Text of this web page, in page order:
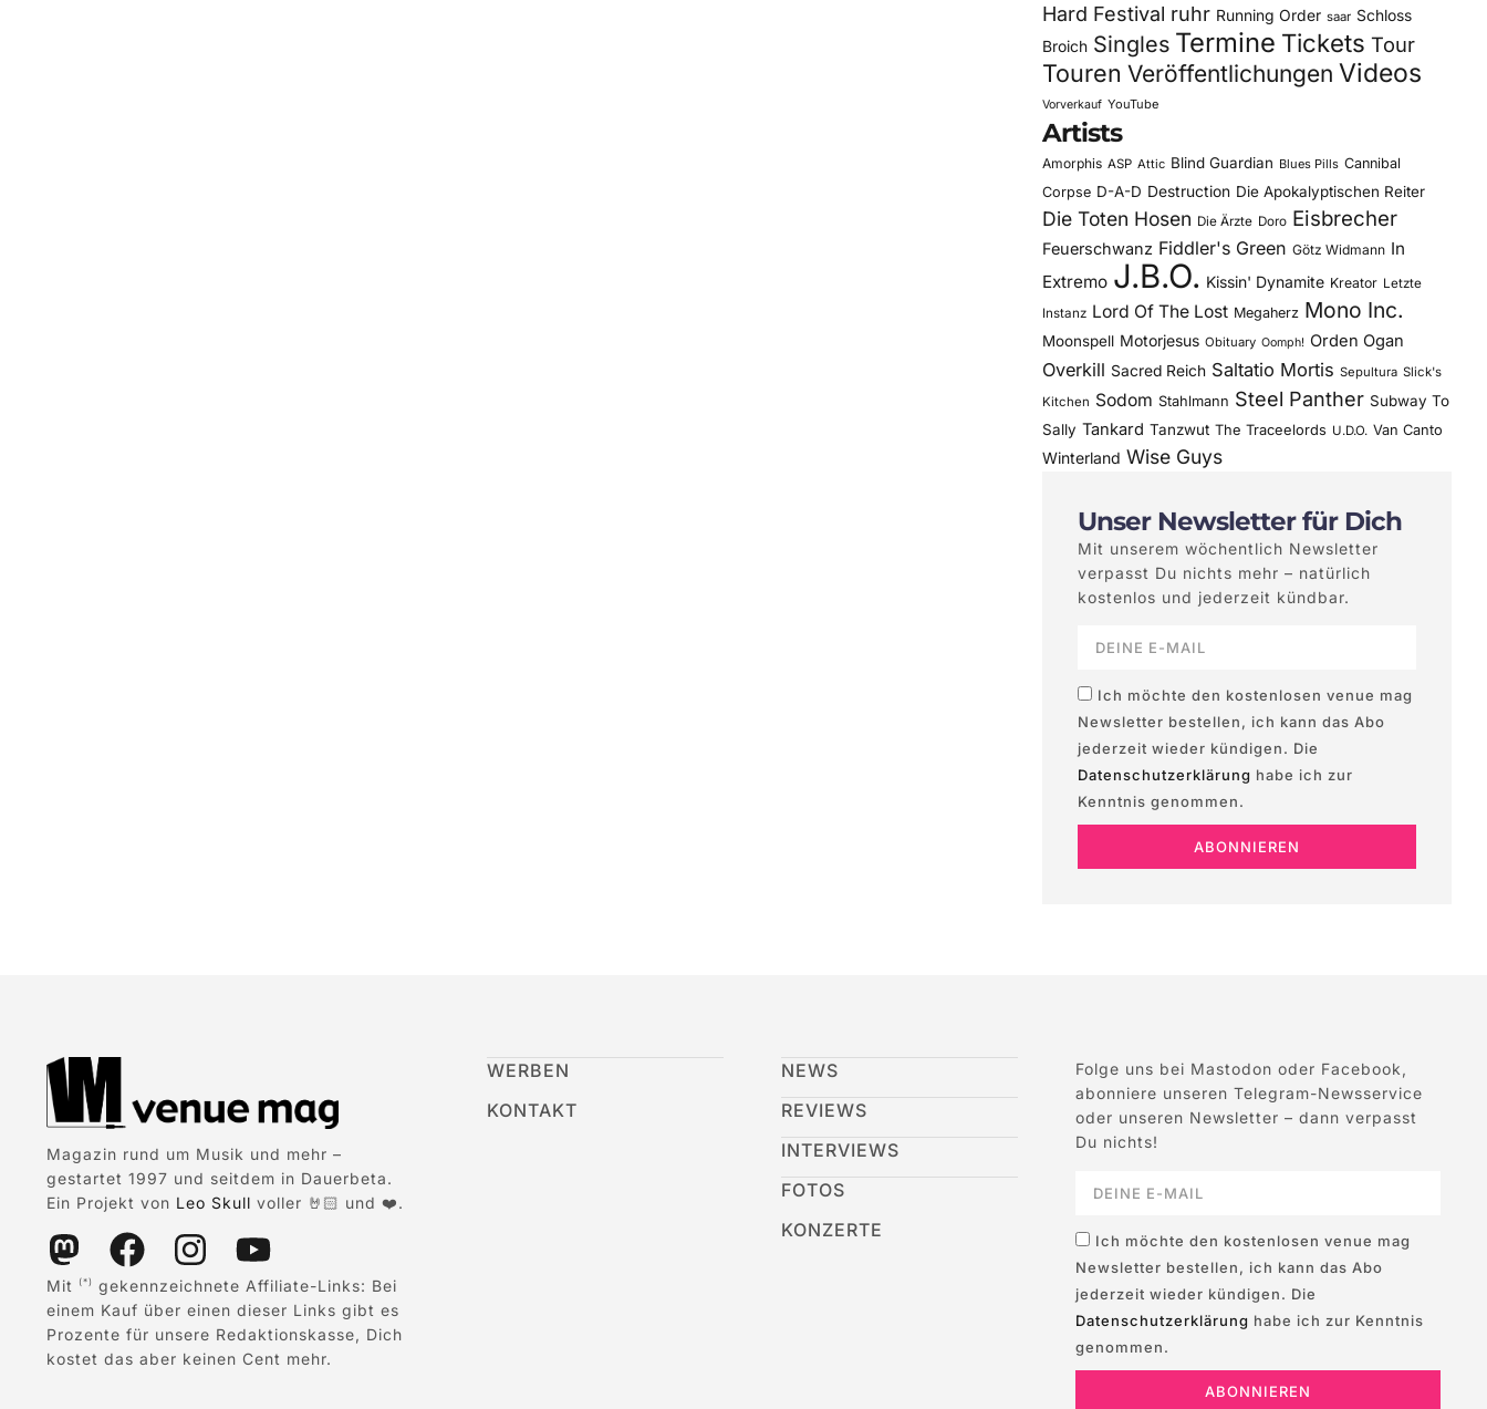
Hard Festival ruhr Running Order saar Schloss
Broich Singles Termine Tickets Tour
Touren Veröffentlichungen Videos
Vorverkauf YouTube
Artists
Amorphis ASP Attic Blind Guardian Blues Pills Cannibal
Corpse D-A-D Destruction Die Apokalyptischen Reiter
Die Toten Hosen Die Ärzte Doro Eisbrecher
Feuerschwanz Fiddler's Green Götz Widmann In
Extremo J.B.O. Kissin' Dynamite Kreator Letzte
Instanz Lord Of The Lost Megaherz Mono Inc.
Moonspell Motorjesus Obituary Oomph! Orden Ogan
Overkill Sacred Reich Saltatio Mortis Sepultura Slick's
Kitchen Sodom Stahlmann Steel Panther Subway To
Sally Tankard Tanzwut The Traceelords U.D.O. Van Canto
Winterland Wise Guys
Unser Newsletter für Dich
Mit unserem wöchentlich Newsletter
verpasst Du nichts mehr – natürlich
kostenlos und jederzeit kündbar.
Ich möchte den kostenlosen venue mag
Newsletter bestellen, ich kann das Abo
jederzeit wieder kündigen. Die
Datenschutzerklärung habe ich zur
Kenntnis genommen.
ABONNIEREN
Magazin rund um Musik und mehr –
gestartet 1997 und seitdem in Dauerbeta.
Ein Projekt von Leo Skull voller 🤘🏻 und ❤️.
Mit (*)
gekennzeichnete Affiliate-Links: Bei
einem Kauf über einen dieser Links gibt es
Prozente für unsere Redaktionskasse, Dich
kostet das aber keinen Cent mehr.
WERBEN
KONTAKT
NEWS
REVIEWS
INTERVIEWS
FOTOS
KONZERTE
Folge uns bei Mastodon oder Facebook,
abonniere unseren Telegram-Newsservice
oder unseren Newsletter – dann verpasst
Du nichts!
Ich möchte den kostenlosen venue mag
Newsletter bestellen, ich kann das Abo
jederzeit wieder kündigen. Die
Datenschutzerklärung habe ich zur Kenntnis
genommen.
ABONNIEREN